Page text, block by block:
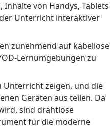
von Handys, Tablets
Unterricht interaktiver
zunehmend auf kabellose
Lernumgebungen zu
Unterricht zeigen, und die
Geräten aus teilen. Da
sind drahtlose
für die moderne